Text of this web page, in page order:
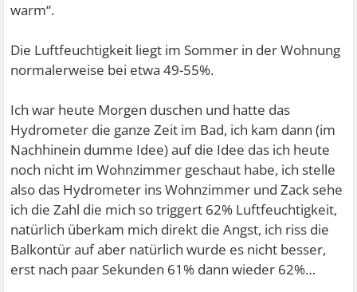
warm“.
Die Luftfeuchtigkeit liegt im Sommer in der Wohnung
normalerweise bei etwa 49-55%.
Ich war heute Morgen duschen und hatte das
Hydrometer die ganze Zeit im Bad, ich kam dann (im
Nachhinein dumme Idee) auf die Idee das ich heute
noch nicht im Wohnzimmer geschaut habe, ich stelle
also das Hydrometer ins Wohnzimmer und Zack sehe
ich die Zahl die mich so triggert 62% Luftfeuchtigkeit,
natürlich überkam mich direkt die Angst, ich riss die
Balkontür auf aber natürlich wurde es nicht besser,
erst nach paar Sekunden 61% dann wieder 62%…